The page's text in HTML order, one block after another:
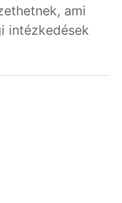
ami
intézkedések